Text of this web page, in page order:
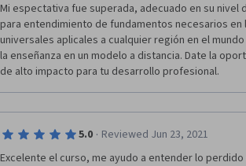
Mi espectativa fue superada, adecuado en su nivel
para entendimiento de fundamentos necesarios en
universales aplicales a cualquier región en el
la enseñanza en un modelo a distancia. Date la
de alto impacto para tu desarrollo profesional.
5.0 · Reviewed Jun 23, 2021
Excelente el curso, me ayudo a entender lo